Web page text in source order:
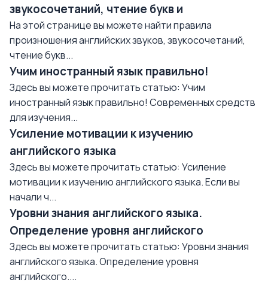
звукосочетаний, чтение букв и
На этой странице вы можете найти правила
произношения английских звуков, звукосочетаний,
чтение букв...
Учим иностранный язык правильно!
Здесь вы можете прочитать статью: Учим
иностранный язык правильно! Современных средств
для изучения...
Усиление мотивации к изучению
английского языка
Здесь вы можете прочитать статью: Усиление
мотивации к изучению английского языка. Если вы
начали ч...
Уровни знания английского языка.
Определение уровня английского
Здесь вы можете прочитать статью: Уровни знания
английского языка. Определение уровня
английского....